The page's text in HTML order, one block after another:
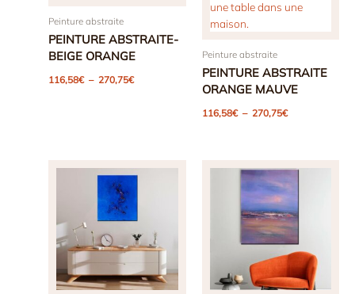
Peinture abstraite
PEINTURE ABSTRAITE-
BEIGE ORANGE
116,58€ – 270,75€Plage
de
Peinture abstraite
PEINTURE ABSTRAITE
ORANGE MAUVE
116,58€ – 270,75€Plage
de
270,75€